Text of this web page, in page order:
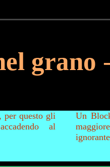
grano
per questo gli
al
Un